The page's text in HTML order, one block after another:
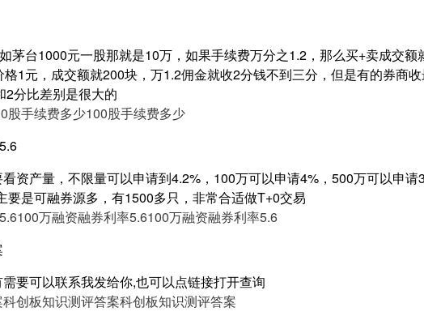
茅台1000元一股那就是10万，如果手续费万分之1.2，那么买+卖成交额
1元，成交额就200块，万1.2佣金就收2分钱不到三分，但是有的券商
2分比差别是很大的
股手续费多少100股手续费多少
资产量，不限量可以申请到4.2%，100万可以申请4%，500万可以申
要是可融券源多，有1500多只，非常合适做T+0交易
100万融资融券利率5.6100万融资融券利率5.6
要可以联系我发给你,也可以点链接打开查询
科创板知识测评答案科创板知识测评答案